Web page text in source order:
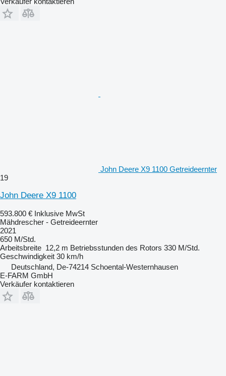
John Deere X9 1100 Getreideernter
19
John Deere X9 1100
593.800 € Inklusive MwSt
Mähdrescher - Getreideernter
2021
650 M/Std.
Arbeitsbreite 12,2 m Betriebsstunden des Rotors 330 M/Std.
Geschwindigkeit 30 km/h
Deutschland, De-74214 Schoental-Westernhausen
E-FARM GmbH
Verkäufer kontaktieren